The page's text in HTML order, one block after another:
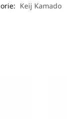
Keij Kamado